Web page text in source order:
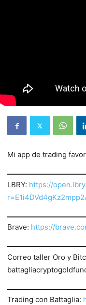
Mi app de trading
LBRY: https://
Brave: https://
Correo taller Oro y
Trading con Battaglia: